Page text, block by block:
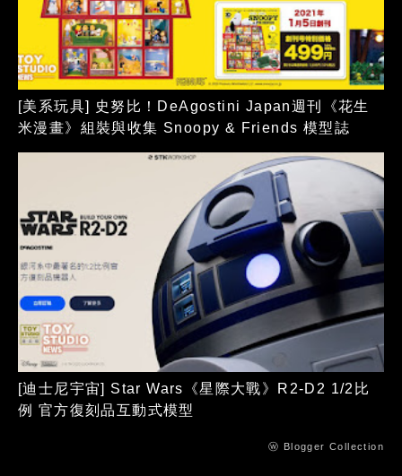
[美系玩具] 史努比！DeAgostini Japan週刊《花生
米漫畫》組裝與收集 Snoopy & Friends 模型誌
[迪士尼宇宙] Star Wars《星際大戰》R2-D2 1/2比
例 官方復刻品互動式模型
ⓦ Blogger Collection